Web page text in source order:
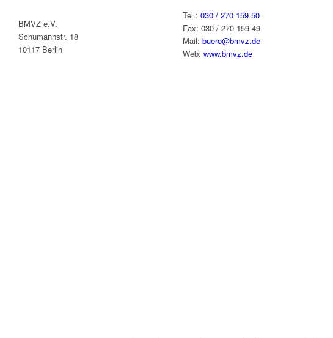
BMVZ e.V.
Schumannstr. 18
10117 Berlin
Tel.: 030 / 270 159 50
Fax: 030 / 270 159 49
Mail: buero@bmvz.de
Web: www.bmvz.de